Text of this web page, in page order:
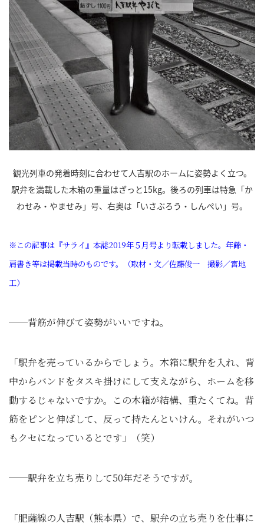
観光列車の発着時刻に合わせて人吉駅のホームに姿勢よく立つ。
駅弁を満載した木箱の重量はざっと15kg。後ろの列車は特急「か
わせみ・やませみ」号、右奥は「いさぶろう・しんぺい」号。
※この記事は『サライ』本誌2019年５月号より転載しました。年齢・
肩書き等は掲載当時のものです。（取材・文／佐藤俊一 撮影／宮地
工）
──背筋が伸びて姿勢がいいですね。
「駅弁を売っているからでしょう。木箱に駅弁を入れ、背
中からバンドをタスキ掛けにして支えながら、ホームを移
動するじゃないですか。この木箱が結構、重たくてね。背
筋をピンと伸ばして、反って持たんといけん。それがいつ
もクセになっているとです」（笑）
──駅弁を立ち売りして50年だそうですが。
「肥薩線の人吉駅（熊本県）で、駅弁の立ち売りを仕事に